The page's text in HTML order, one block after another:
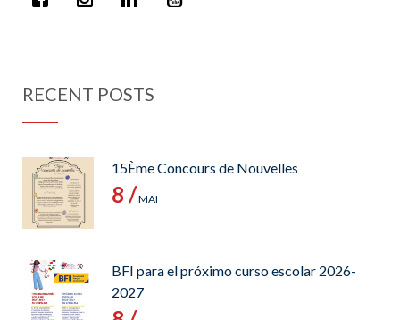
RECENT POSTS
15Ème Concours de Nouvelles
8 /MAI
BFI para el próximo curso escolar 2026-
2027